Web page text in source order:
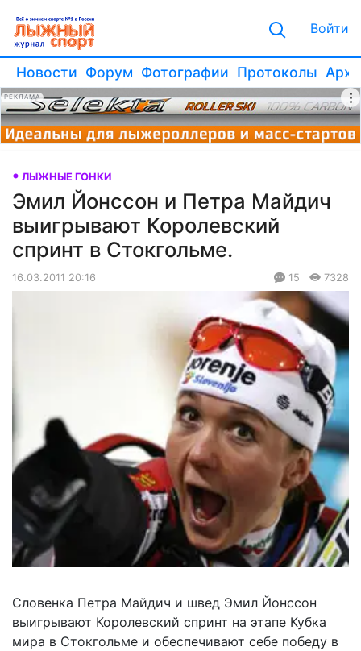
Войти
Новости Форум Фотографии Протоколы
РЕКЛАМА
ЛЫЖНЫЕ ГОНКИ
Эмил Йонссон и Петра Майдич
выигрывают Королевский
спринт в Стокгольме.
16.03.2011 20:16 15 7328
Словенка Петра Майдич и швед Эмил Йонссон
выигрывают Королевский спринт на этапе Кубка
мира в Стокгольме и обеспечивают себе победу в